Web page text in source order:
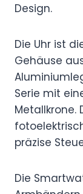
Design.
Die Uhr ist
Gehäuse
Serie mit
Metallkrone.
präzise
Die